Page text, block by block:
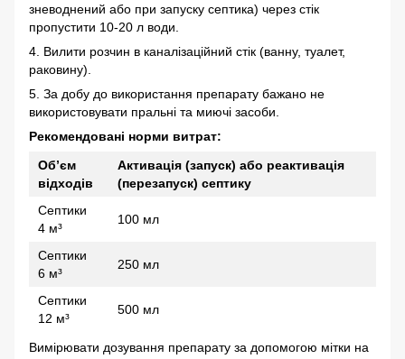
зневоднений або при запуску септика) через стік
пропустити 10-20 л води.
4. Вилити розчин в каналізаційний стік (ванну, туалет,
раковину).
5. За добу до використання препарату бажано не
використовувати пральні та миючі засоби.
Рекомендовані норми витрат:
Об’єм
відходів
Активація (запуск) або реактивація
(перезапуск) септику
Септики
4 м³
100 мл
Септики
6 м³
250 мл
Септики
12 м³
500 мл
Вимірювати дозування препарату за допомогою мітки на